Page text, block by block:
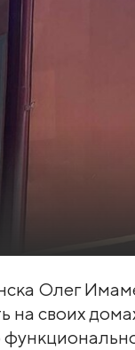
Олег
на своих